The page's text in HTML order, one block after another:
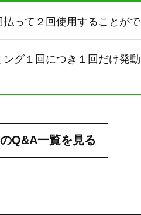
って２回使用することが
グ１回につき１回だけ発
Q&A一覧を見る